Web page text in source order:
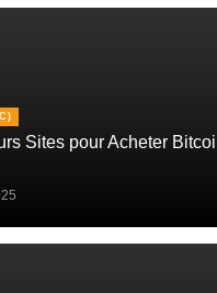
Sites pour Acheter